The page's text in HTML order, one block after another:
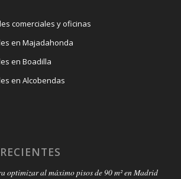
comerciales y oficinas
en Majadahonda
en Boadilla
en Alcobendas
optimizar al máximo pisos de 90 m² en Madrid